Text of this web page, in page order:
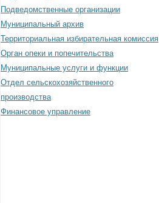
Подведомственные организации
Муниципальный архив
Территориальная избирательная комиссия
Орган опеки и попечительства
Муниципальные услуги и функции
Отдел сельскохозяйственного
производства
Финансовое управление